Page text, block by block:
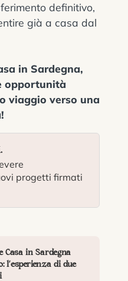
definitivo,
già a casa dal
in Sardegna,
opportunità
viaggio verso una
progetti firmati
Casa in Sardegna
l’esperienza di due